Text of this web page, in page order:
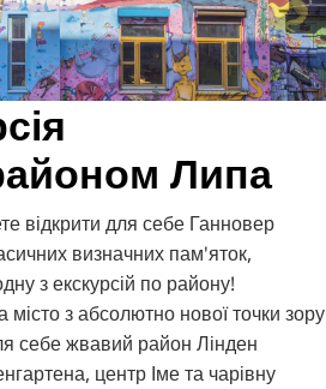
Липа
відкрити для себе Ганновер
визначних пам'яток,
з екскурсій по району!
місто з абсолютно нової точки зору
себе жвавий район Лінден
центр Іме та чарівну